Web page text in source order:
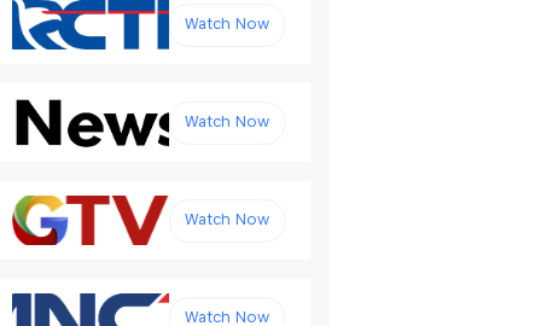
Watch Now
Watch Now
Watch Now
Watch Now